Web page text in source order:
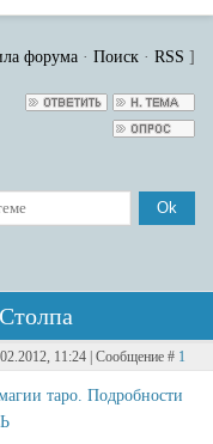
форума · Поиск · RSS ]
11:24 | Сообщение # 1
таро. Подробности